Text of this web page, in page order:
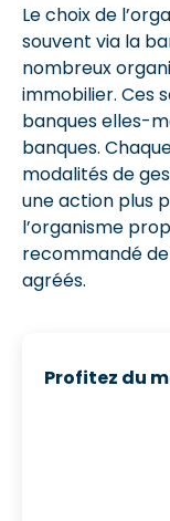
Le choix de
souvent via la
nombreux
immobilier. Ces
banques elles-
banques.
modalités de
une action plus
l’organisme
recommandé
agréés.
Profitez du